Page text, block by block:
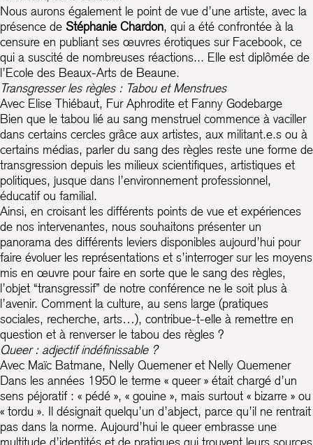
Nous aurons également le point de vue d’une artiste, avec la
présence de Stéphanie Chardon, qui a été confrontée à la
censure en publiant ses œuvres érotiques sur Facebook, ce
qui a suscité de nombreuses réactions... Elle est diplômée de
l’Ecole des Beaux-Arts de Beaune.
Transgresser les règles : Tabou et Menstrues
Avec Elise Thiébaut, Fur Aphrodite et Fanny Godebarge
Bien que le tabou lié au sang menstruel commence à vaciller
dans certains cercles grâce aux artistes, aux militant.e.s ou à
certains médias, parler du sang des règles reste une forme de
transgression depuis les milieux scientifiques, artistiques et
politiques, jusque dans l’environnement professionnel,
éducatif ou familial.
Ainsi, en croisant les différents points de vue et expériences
de nos intervenantes, nous souhaitons présenter un
panorama des différents leviers disponibles aujourd’hui pour
faire évoluer les représentations et s’interroger sur les moyens
mis en œuvre pour faire en sorte que le sang des règles,
l’objet “transgressif” de notre conférence ne le soit plus à
l’avenir. Comment la culture, au sens large (pratiques
sociales, recherche, arts…), contribue-t-elle à remettre en
question et à renverser le tabou des règles ?
Queer : adjectif indéfinissable ?
Avec Maïc Batmane, Nelly Quemener et Nelly Quemener
Dans les années 1950 le terme « queer » était chargé d’un
sens péjoratif : « pédé », « gouine », mais surtout « bizarre » ou
« tordu ». Il désignait quelqu’un d’abject, parce qu’il ne rentrait
pas dans la norme. Aujourd’hui le queer embrasse une
multitude d’identités et de pratiques qui trouvent leurs sources